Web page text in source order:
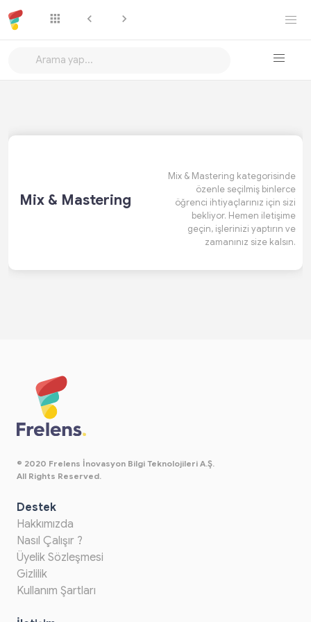
Mix & Mastering
Mix & Mastering kategorisinde
özenle seçilmiş binlerce
öğrenci ihtiyaçlarınız için sizi
bekliyor. Hemen iletişime
geçin, işlerinizi yaptırın ve
zamanınız size kalsın.
© 2020 Frelens İnovasyon Bilgi Teknolojileri A.Ş.
All Rights Reserved.
Destek
Hakkımızda
Nasıl Çalışır ?
Üyelik Sözleşmesi
Gizlilik
Kullanım Şartları